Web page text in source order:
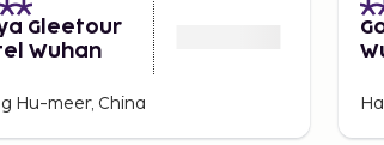
Gleetour
Wuhan
Hu-meer, China